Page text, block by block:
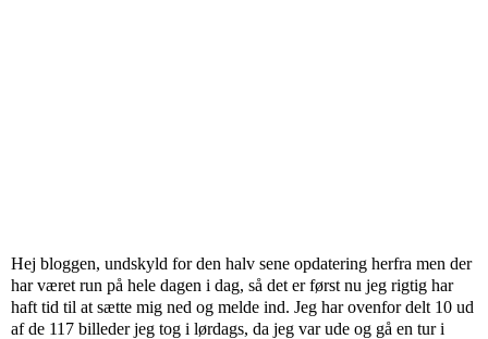
Hej bloggen, undskyld for den halv sene opdatering herfra men der
har været run på hele dagen i dag, så det er først nu jeg rigtig har
haft tid til at sætte mig ned og melde ind. Jeg har ovenfor delt 10 ud
af de 117 billeder jeg tog i lørdags, da jeg var ude og gå en tur i